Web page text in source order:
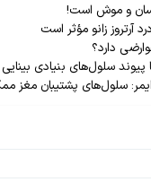
و موش است!
آرتروز زانو مؤثر است
دارد؟
سلول‌های بنیادی بینایی
سلول‌های پشتیبان مغز